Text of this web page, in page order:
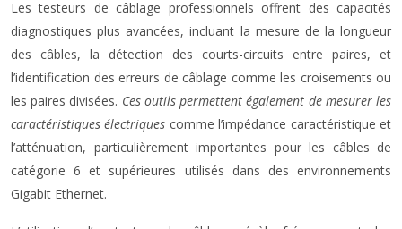
Les testeurs de câblage professionnels offrent des capacités
diagnostiques plus avancées, incluant la mesure de la longueur
des câbles, la détection des courts-circuits entre paires, et
l’identification des erreurs de câblage comme les croisements ou
les paires divisées. Ces outils permettent également de mesurer les
caractéristiques électriques comme l’impédance caractéristique et
l’atténuation, particulièrement importantes pour les câbles de
catégorie 6 et supérieures utilisés dans des environnements
Gigabit Ethernet.